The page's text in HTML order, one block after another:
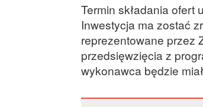
Termin składania ofert
Inwestycja ma zostać
reprezentowane przez
przedsięwzięcia z
wykonawca będzie